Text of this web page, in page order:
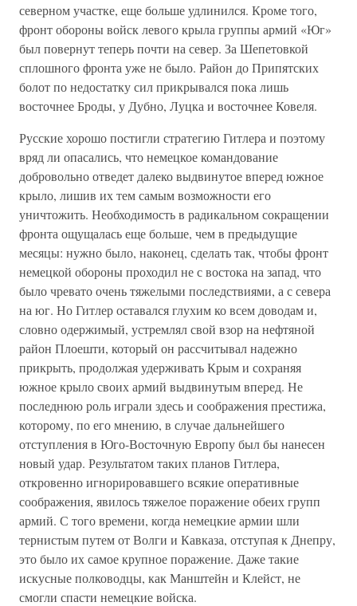
северном участке, еще больше удлинился. Кроме того,
фронт обороны войск левого крыла группы армий «Юг»
был повернут теперь почти на север. За Шепетовкой
сплошного фронта уже не было. Район до Припятских
болот по недостатку сил прикрывался пока лишь
восточнее Броды, у Дубно, Луцка и восточнее Ковеля.
Русские хорошо постигли стратегию Гитлера и поэтому
вряд ли опасались, что немецкое командование
добровольно отведет далеко выдвинутое вперед южное
крыло, лишив их тем самым возможности его
уничтожить. Необходимость в радикальном сокращении
фронта ощущалась еще больше, чем в предыдущие
месяцы: нужно было, наконец, сделать так, чтобы фронт
немецкой обороны проходил не с востока на запад, что
было чревато очень тяжелыми последствиями, а с севера
на юг. Но Гитлер оставался глухим ко всем доводам и,
словно одержимый, устремлял свой взор на нефтяной
район Плоешти, который он рассчитывал надежно
прикрыть, продолжая удерживать Крым и сохраняя
южное крыло своих армий выдвинутым вперед. Не
последнюю роль играли здесь и соображения престижа,
которому, по его мнению, в случае дальнейшего
отступления в Юго-Восточную Европу был бы нанесен
новый удар. Результатом таких планов Гитлера,
откровенно игнорировавшего всякие оперативные
соображения, явилось тяжелое поражение обеих групп
армий. С того времени, когда немецкие армии шли
тернистым путем от Волги и Кавказа, отступая к Днепру,
это было их самое крупное поражение. Даже такие
искусные полководцы, как Манштейн и Клейст, не
смогли спасти немецкие войска.